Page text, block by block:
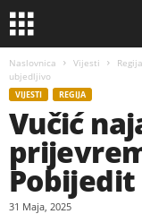
Naslovnica Vijesti Regija
ubjedljivo
VIJESTI REGIJA
Vučić
31 Maja, 2025